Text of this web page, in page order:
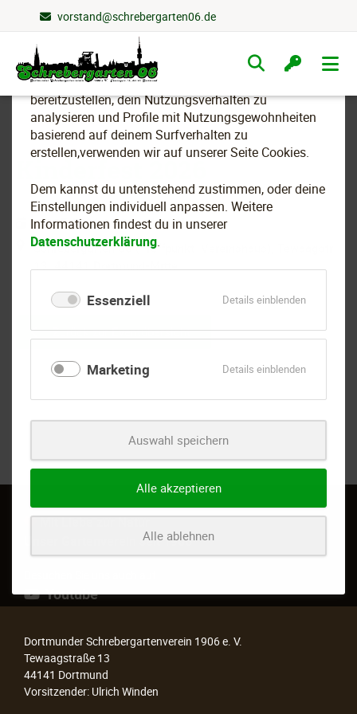
Wir nutzen Cookies
Um essenzielle Funktionen dieser Webseite
bereitzustellen, dein Nutzungsverhalten zu
analysieren und Profile mit Nutzungsgewohnheiten
basierend auf deinem Surfverhalten zu
erstellen,verwenden wir auf unserer Seite Cookies.
Dem kannst du untenstehend zustimmen, oder deine
Einstellungen individuell anpassen. Weitere
Informationen findest du in unserer
Datenschutzerklärung.
Essenziell Details einblendenfür
Marketing Details einblendenfür
Auswahl speichern
Alle akzeptieren
Alle ablehnen
vorstand@schrebergarten06.de
Navigation
überspringen
Kinderfest 2026
12.07.2026 12:00–16:00 Uhr
Schrebergarten 06 (Treffpunkt: Vereinshaus), Tewaagstr.
13, 44141 Dortmund-Mitte
Zurück zur Eventübersicht
Mit Liebe zur Natur
Unser Gartenverein seit 1906
Youtube
Dortmunder Schrebergartenverein 1906 e. V.
Tewaagstraße 13
44141 Dortmund
Vorsitzender: Ulrich Winden